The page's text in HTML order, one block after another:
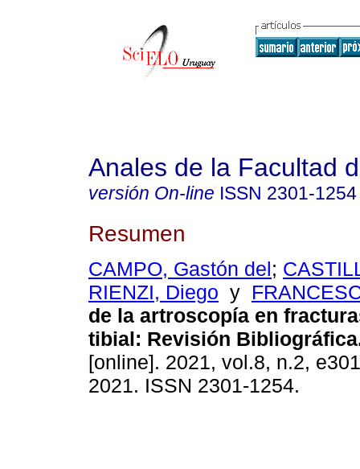
Anales de la Facultad
versión On-line ISSN 2301-1254
Resumen
CAMPO, Gastón del;
RIENZI, Diego y
de la artroscopía en
tibial: Revisión
[online]. 2021, vol.8, n.2,
2021. ISSN 2301-1254.